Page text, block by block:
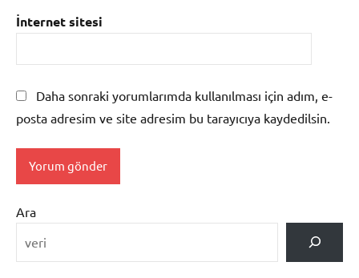
İnternet sitesi
Daha sonraki yorumlarımda kullanılması için adım, e-
posta adresim ve site adresim bu tarayıcıya kaydedilsin.
Ara